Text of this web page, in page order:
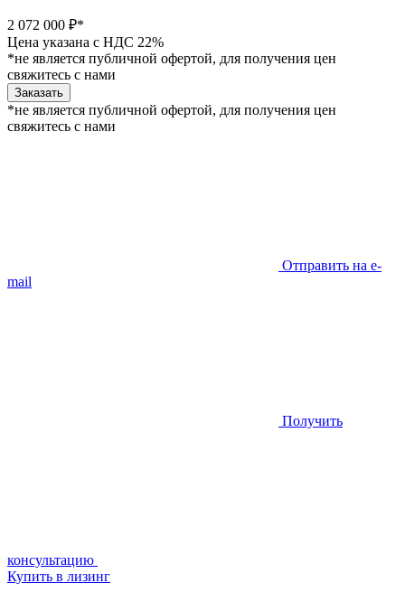
2 072 000 ₽*
Цена указана с НДС 22%
*не является публичной офертой, для получения цен
свяжитесь с нами
Заказать
*не является публичной офертой, для получения цен
свяжитесь с нами
Отправить на e-
mail
Получить
консультацию
Купить в лизинг